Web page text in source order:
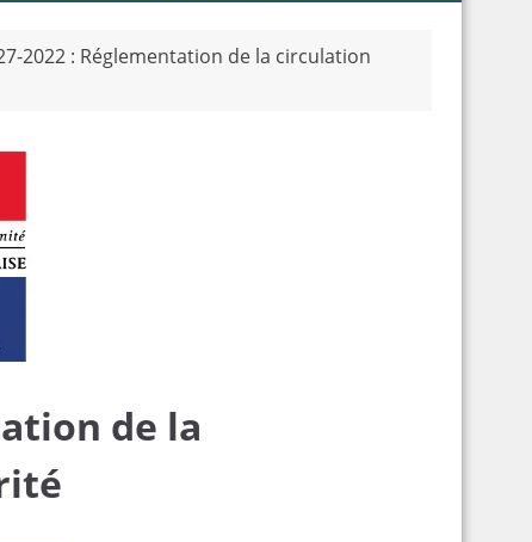
2022 : Réglementation de la circulation
de la